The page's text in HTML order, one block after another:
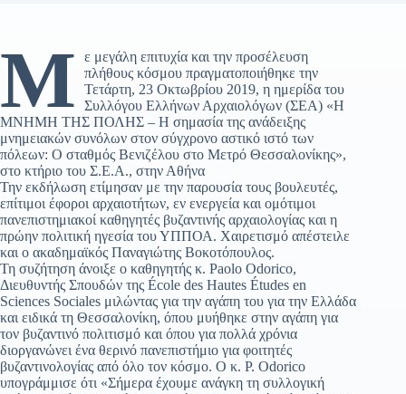
Μ
ε μεγάλη επιτυχία και την προσέλευση
πλήθους κόσμου πραγματοποιήθηκε την
Τετάρτη, 23 Οκτωβρίου 2019, η ημερίδα του
Συλλόγου Ελλήνων Αρχαιολόγων (ΣΕΑ) «Η
ΜΝΗΜΗ ΤΗΣ ΠΟΛΗΣ – Η σημασία της ανάδειξης
μνημειακών συνόλων στον σύγχρονο αστικό ιστό των
πόλεων: Ο σταθμός Βενιζέλου στο Μετρό Θεσσαλονίκης»,
στο κτήριο του Σ.Ε.Α., στην Αθήνα
Την εκδήλωση ετίμησαν με την παρουσία τους βουλευτές,
επίτιμοι έφοροι αρχαιοτήτων, εν ενεργεία και ομότιμοι
πανεπιστημιακοί καθηγητές βυζαντινής αρχαιολογίας και η
πρώην πολιτική ηγεσία του ΥΠΠΟΑ. Χαιρετισμό απέστειλε
και ο ακαδημαϊκός Παναγιώτης Βοκοτόπουλος.
Τη συζήτηση άνοιξε ο καθηγητής κ. Paolo Odorico,
Διευθυντής Σπουδών της École des Ηautes Études en
Sciences Sociales μιλώντας για την αγάπη του για την Ελλάδα
και ειδικά τη Θεσσαλονίκη, όπου μυήθηκε στην αγάπη για
τον βυζαντινό πολιτισμό και όπου για πολλά χρόνια
διοργανώνει ένα θερινό πανεπιστήμιο για φοιτητές
βυζαντινολογίας από όλο τον κόσμο. Ο κ. P. Odorico
υπογράμμισε ότι «Σήμερα έχουμε ανάγκη τη συλλογική